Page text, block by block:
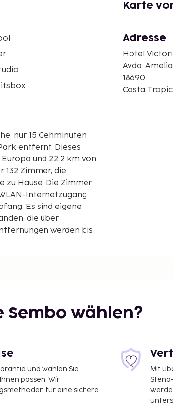
nur 15 Gehminuten
Dieses
und 22,2 km von
132 Zimmer, die
zu Hause. Die Zimmer
Internetzugang
Es sind eigene
die über
werden bis
1,5 km
Karte
Adresse
Hotel
Avda.
18690
Costa
Sembo wählen?
und wählen Sie
passen. Wir
für eine sichere
Mit